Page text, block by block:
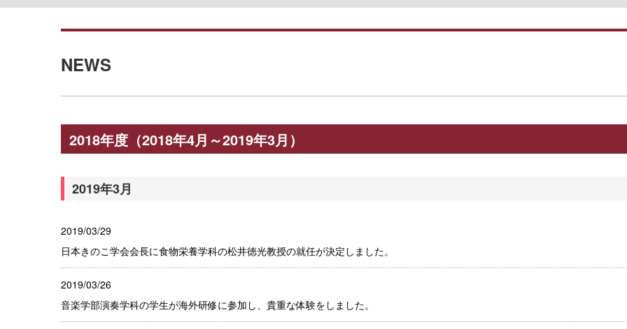
景観建築学科
演奏学科
薬学科
健康生命薬科学科
看護学科
目指せる主な進路・取得できる教員免許
武庫女エンタープライズ
NEWS
2018年度（2018年4月～2019年3月）
2019年3月
2019/03/29
日本きのこ学会会長に食物栄養学科の松井徳光教授の就任が決定しました。
2019/03/26
音楽学部演奏学科の学生が海外研修に参加し、貴重な体験をしました。